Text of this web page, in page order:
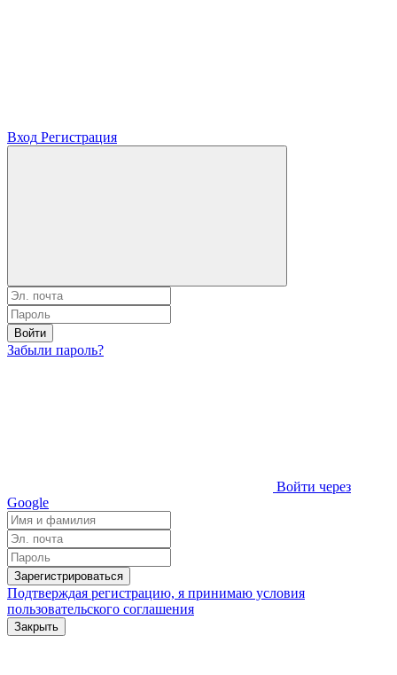
Вход Регистрация
Войти
Забыли пароль?
Войти через
Google
Зарегистрироваться
Подтверждая регистрацию, я принимаю условия
пользовательского соглашения
Закрыть